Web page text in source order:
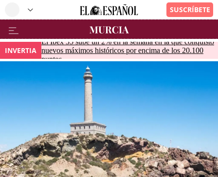
INVERTIA
El Ibex 35 sube un 2% en la semana en la que conquistó
nuevos máximos históricos por encima de los 20.100
puntos